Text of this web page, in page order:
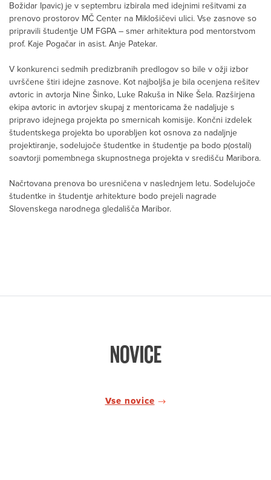
Božidar Ipavic) je v septembru izbirala med idejnimi rešitvami za
prenovo prostorov MČ Center na Miklošičevi ulici. Vse zasnove so
pripravili študentje UM FGPA – smer arhitektura pod mentorstvom
prof. Kaje Pogačar in asist. Anje Patekar.
V konkurenci sedmih predizbranih predlogov so bile v ožji izbor
uvrščene štiri idejne zasnove. Kot najboljša je bila ocenjena rešitev
avtoric in avtorja Nine Šinko, Luke Rakuša in Nike Šela. Razširjena
ekipa avtoric in avtorjev skupaj z mentoricama že nadaljuje s
pripravo idejnega projekta po smernicah komisije. Končni izdelek
študentskega projekta bo uporabljen kot osnova za nadaljnje
projektiranje, sodelujoče študentke in študentje pa bodo p(ostali)
soavtorji pomembnega skupnostnega projekta v središču Maribora.
Načrtovana prenova bo uresničena v naslednjem letu. Sodelujoče
študentke in študentje arhitekture bodo prejeli nagrade
Slovenskega narodnega gledališča Maribor.
NOVICE
Vse novice